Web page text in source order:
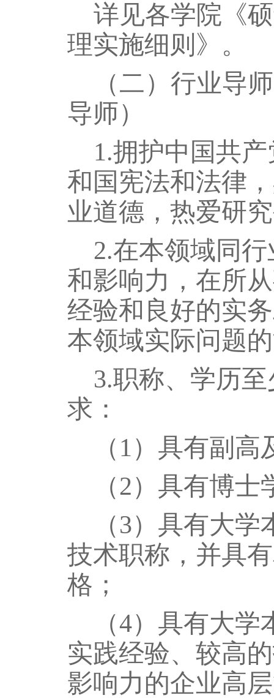
详见各学院《
理实施细则》。
（二）行业导师
导师）
1.拥护中国共
和国宪法和法律
业道德，热爱研
2.在本领域同
和影响力，在所
经验和良好的实
本领域实际问题
3.职称、学历
求：
（1）具有副
（2）具有博
（3）具有大
技术职称，并具
格；
（4）具有大
实践经验、较高
影响力的企业高